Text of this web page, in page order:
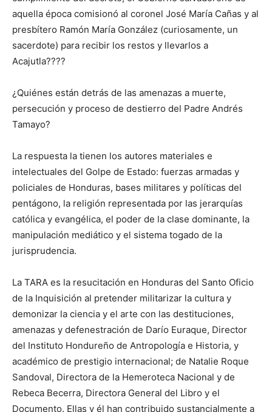
aquella época comisionó al coronel José María Cañas y al
presbítero Ramón María González (curiosamente, un
sacerdote) para recibir los restos y llevarlos a
Acajutla????
¿Quiénes están detrás de las amenazas a muerte,
persecución y proceso de destierro del Padre Andrés
Tamayo?
La respuesta la tienen los autores materiales e
intelectuales del Golpe de Estado: fuerzas armadas y
policiales de Honduras, bases militares y políticas del
pentágono, la religión representada por las jerarquías
católica y evangélica, el poder de la clase dominante, la
manipulación mediático y el sistema togado de la
jurisprudencia.
La TARA es la resucitación en Honduras del Santo Oficio
de la Inquisición al pretender militarizar la cultura y
demonizar la ciencia y el arte con las destituciones,
amenazas y defenestración de Darío Euraque, Director
del Instituto Hondureño de Antropología e Historia, y
académico de prestigio internacional; de Natalie Roque
Sandoval, Directora de la Hemeroteca Nacional y de
Rebeca Becerra, Directora General del Libro y el
Documento. Ellas y él han contribuido sustancialmente a